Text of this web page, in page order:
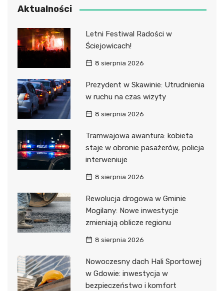
Aktualności
Letni Festiwal Radości w
Ściejowicach!
8 sierpnia 2026
Prezydent w Skawinie: Utrudnienia
w ruchu na czas wizyty
8 sierpnia 2026
Tramwajowa awantura: kobieta
staje w obronie pasażerów, policja
interweniuje
8 sierpnia 2026
Rewolucja drogowa w Gminie
Mogilany: Nowe inwestycje
zmieniają oblicze regionu
8 sierpnia 2026
Nowoczesny dach Hali Sportowej
w Gdowie: inwestycja w
bezpieczeństwo i komfort